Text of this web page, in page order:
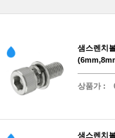
샘스렌치
상품가 :
샘스렌치